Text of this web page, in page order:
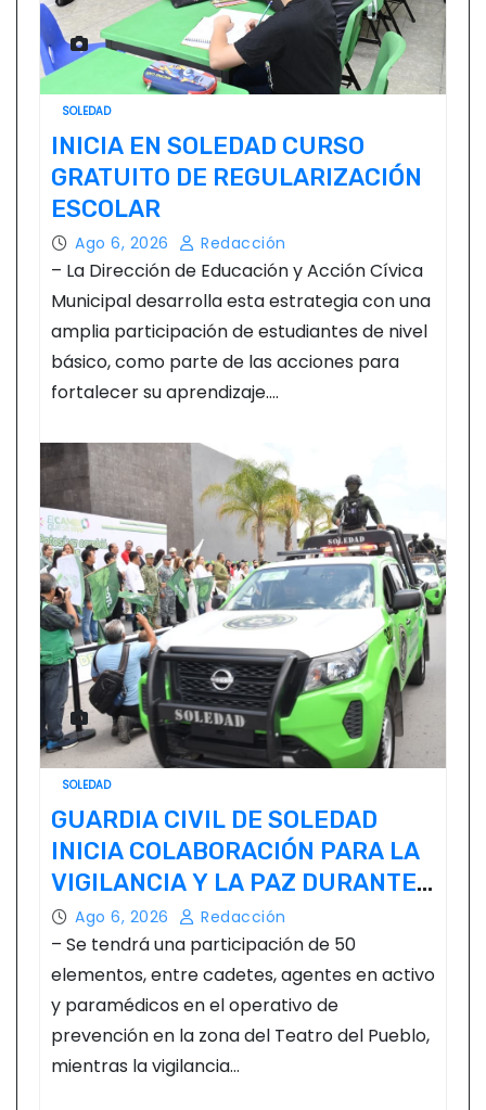
SOLEDAD
INICIA EN SOLEDAD CURSO
GRATUITO DE REGULARIZACIÓN
ESCOLAR
Ago 6, 2026 Redacción
– La Dirección de Educación y Acción Cívica
Municipal desarrolla esta estrategia con una
amplia participación de estudiantes de nivel
básico, como parte de las acciones para
fortalecer su aprendizaje.…
SOLEDAD
GUARDIA CIVIL DE SOLEDAD
INICIA COLABORACIÓN PARA LA
VIGILANCIA Y LA PAZ DURANTE
LA FENAPO
Ago 6, 2026 Redacción
– Se tendrá una participación de 50
elementos, entre cadetes, agentes en activo
y paramédicos en el operativo de
prevención en la zona del Teatro del Pueblo,
mientras la vigilancia…